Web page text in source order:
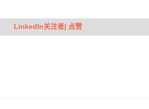
LinkedIn关注者| 点赞